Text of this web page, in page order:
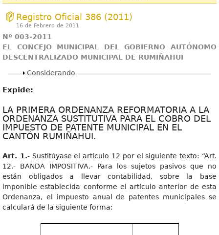
Registro Oficial 386 (2011)
16 de Febrero de 2011
Nº 003-2011
EL CONCEJO MUNICIPAL DEL GOBIERNO AUTÓNOMO
DESCENTRALIZADO MUNICIPAL DE RUMIÑAHUI
Mostrar
Considerando
Expide:
LA PRIMERA ORDENANZA REFORMATORIA A LA
ORDENANZA SUSTITUTIVA PARA EL COBRO DEL
IMPUESTO DE PATENTE MUNICIPAL EN EL
CANTÓN RUMIÑAHUI.
Art. 1.- Sustitúyase el artículo 12 por el siguiente texto: “Art.
12.- BANDA IMPOSITIVA.- Para los sujetos pasivos que no
están obligados a llevar contabilidad, sobre la base
imponible establecida conforme el artículo anterior de esta
Ordenanza, el impuesto anual de patentes municipales se
calculará de la siguiente forma: